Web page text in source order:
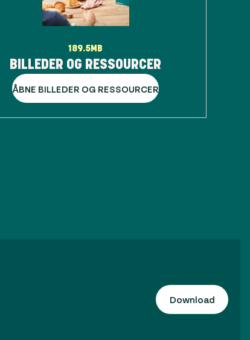
189.5MB
BILLEDER OG RESSOURCER
ÅBNE BILLEDER OG RESSOURCER
Download